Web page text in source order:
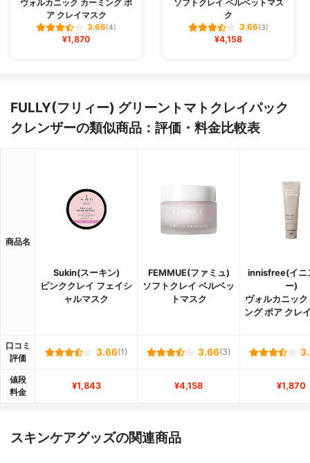
ヴォルカニック カーミング ポ
ア クレイマスク
3.66(4)
¥1,870
ソフトクレイ ベルベットマス
ク
3.66(3)
¥4,158
FULLY(フリィー) グリーントマトクレイパック
クレンザーの類似商品：評価・料金比較表
商品名
Sukin(スーキン)
ピンククレイ フェイシ
ャルマスク
FEMMUE(ファミュ)
ソフトクレイ ベルベッ
トマスク
innisfree(イニ
ー)
ヴォルカニック
ング ポア クレ
口コミ
評価
3.66(1) 3.66(3)
値段
料金
¥1,843 ¥4,158 ¥1,870
スキンケアグッズの関連商品